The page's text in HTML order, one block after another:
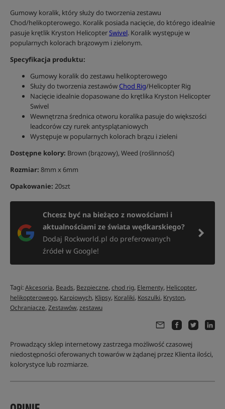
Gumowy koralik, który służy do tworzenia zestawu
Chod/helikopterowego. Koralik posiada nacięcie, do którego idealnie
pasuje krętlik Kryston HelicopterSwivel. Koralik występuje w
popularnych kolorach brązowym i zielonym.
Specyfikacja produktu:
Gumowy koralik do zestawu helikopterowego
Służy do tworzenia zestawów Chod Rig/Helicopter Rig
Nacięcie idealnie dopasowane do krętlika Kryston Helicopter
Swivel
Wewnętrzna średnica otworu koralika pasuje do większości
leadcorów czy rurek antysplątaniowych
Występuje w popularnych kolorach brązu i zieleni
Dostępne kolory: Brown (brązowy), Weed (roślinność)
Rozmiar: 8mm x 6mm
Opakowanie: 20szt
Chcesz być na bieżąco z nowościami i
aktualnościami ze świata wędkarskiego?
Dodaj Rockworld.pl do preferowanych
źródeł w Google!
Tagi:Akcesoria, Beads, Bezpieczne,chod rig, Elementy, Helicopter,
helikopterowego, Karpiowych, Klipsy, Koraliki, Koszulki, Kryston,
Ochraniacze,Zestawów,zestawu
Prowadzący sklep internetowy zastrzega możliwość czasowej
niedostępności oferowanych towarów w żądanej przez Klienta ilości,
kolorystyce lub rozmiarze.